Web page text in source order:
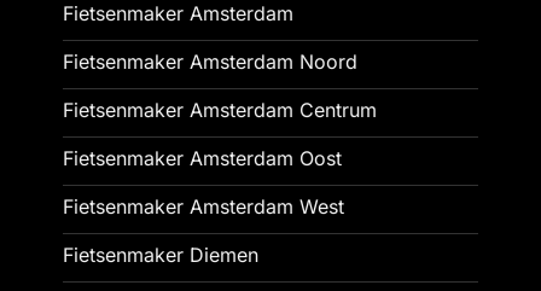
Fietsenmaker Amsterdam
Fietsenmaker Amsterdam Noord
Fietsenmaker Amsterdam Centrum
Fietsenmaker Amsterdam Oost
Fietsenmaker Amsterdam West
Fietsenmaker Diemen